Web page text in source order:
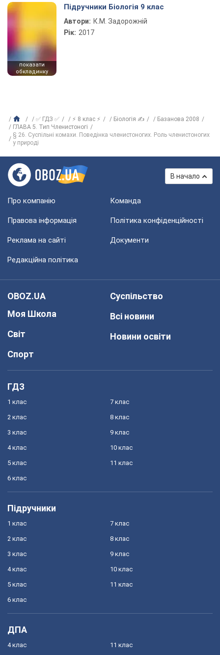
показати
обкладинку
Підручники Біологія 9 клас
Автори: К.М. Задорожній
Рік: 2017
✅ ГДЗ ✅ ⚡ 8 клас ⚡ Біологія ✍
Базанова 2008
ГЛАВА 5. Тип Членистоногі
§ 26. Суспільні комахи. Поведінка членистоногих. Роль членистоногих
у природі
В начало
Про компанію Команда
Правова інформація Політика конфіденційності
Реклама на сайті Документи
Редакційна політика
OBOZ.UA
Моя Школа
Світ
Спорт
Суспільство
Всі новини
Новини освіти
ГДЗ
1 клас
2 клас
3 клас
4 клас
5 клас
6 клас
7 клас
8 клас
9 клас
10 клас
11 клас
Підручники
1 клас
2 клас
3 клас
4 клас
5 клас
6 клас
7 клас
8 клас
9 клас
10 клас
11 клас
ДПА
4 клас 11 клас